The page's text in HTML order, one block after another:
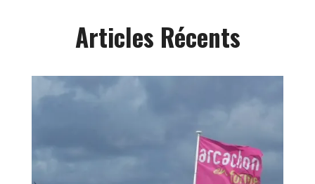
Articles Récents